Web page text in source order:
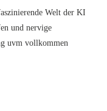
Welt der KI
und nervige
uvm vollkommen